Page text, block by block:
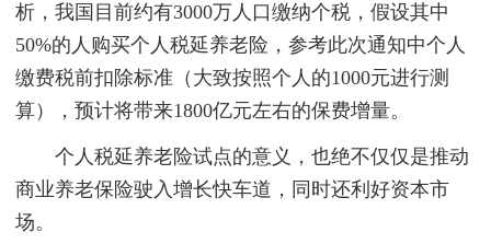
析，我国目前约有3000万人口缴纳个税，假设其中
50%的人购买个人税延养老险，参考此次通知中个人
缴费税前扣除标准（大致按照个人的1000元进行测
算），预计将带来1800亿元左右的保费增量。
个人税延养老险试点的意义，也绝不仅仅是推动
商业养老保险驶入增长快车道，同时还利好资本市
场。